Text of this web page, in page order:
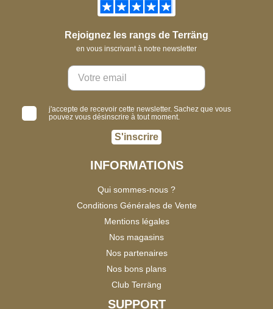
Rejoignez les rangs de Terräng
en vous inscrivant à notre newsletter
j'accepte de recevoir cette newsletter. Sachez que vous
pouvez vous désinscrire à tout moment.
S'inscrire
INFORMATIONS
Qui sommes-nous ?
Conditions Générales de Vente
Mentions légales
Nos magasins
Nos partenaires
Nos bons plans
Club Terräng
SUPPORT